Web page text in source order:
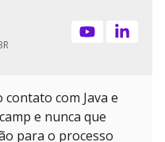
com Java e
e nunca que
para o processo